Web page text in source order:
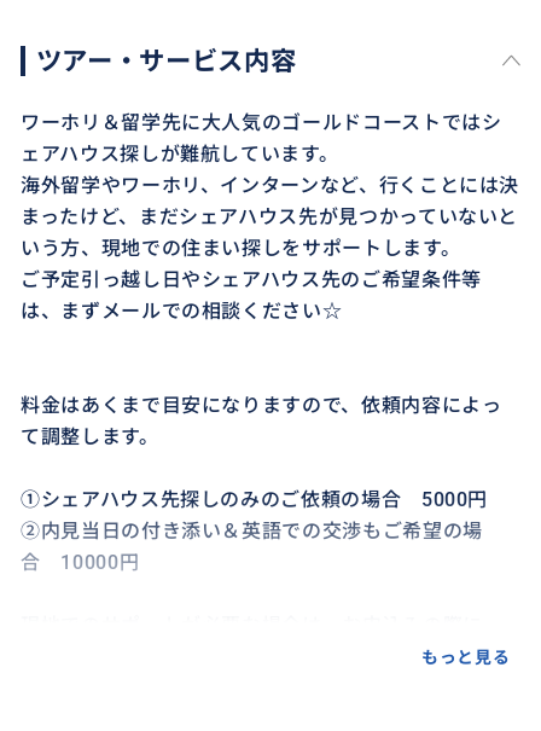
ツアー・サービス内容
ワーホリ＆留学先に大人気のゴールドコーストではシ
ェアハウス探しが難航しています。
海外留学やワーホリ、インターンなど、行くことには決
まったけど、まだシェアハウス先が見つかっていないと
いう方、現地での住まい探しをサポートします。
ご予定引っ越し日やシェアハウス先のご希望条件等
は、まずメールでの相談ください☆
料金はあくまで目安になりますので、依頼内容によっ
て調整します。
①シェアハウス先探しのみのご依頼の場合 5000円
②内見当日の付き添い＆英語での交渉もご希望の場
合 10000円
もっと見る